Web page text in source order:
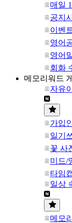
매일
공지
이벤
영어
영어
회화
메모리워드
자유
가입
일기
꽃 사
미드/
타임
일상
메모